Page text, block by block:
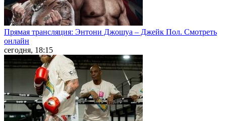
Прямая трансляция: Энтони Джошуа – Джейк Пол. Смотреть
онлайн
сегодня, 18:15